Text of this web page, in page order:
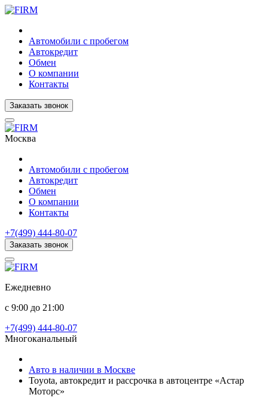
Автомобили с пробегом
Автокредит
Обмен
О компании
Контакты
Заказать звонок
Москва
Автомобили с пробегом
Автокредит
Обмен
О компании
Контакты
+7(499) 444-80-07
Заказать звонок
Ежедневно
с 9:00 до 21:00
+7(499) 444-80-07
Многоканальный
Авто в наличии в Москве
Toyota, автокредит и рассрочка в автоцентре «Астар
Моторс»